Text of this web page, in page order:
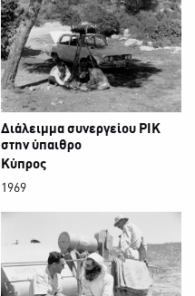
Διάλειμμα συνεργείου ΡΙΚ
στην ύπαιθρο
Κύπρος
1969